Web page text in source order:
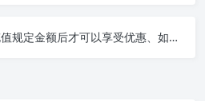
流量卡套餐！本平台所有产品均为四大运营商、移动、联通、电信、广电正规卡，和营业厅办理的卡没有任何区别，您可以拨打人工客服或者登录线上营业厅均可查询！